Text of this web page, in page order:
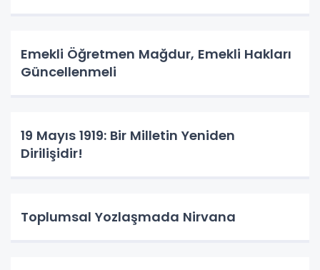
Emekli Öğretmen Mağdur, Emekli Hakları
Güncellenmeli
19 Mayıs 1919: Bir Milletin Yeniden
Dirilişidir!
Toplumsal Yozlaşmada Nirvana